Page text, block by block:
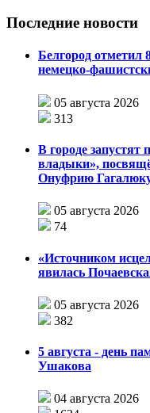
Последние новости
Белгород отметил
немецко-
05 августа 2026
313
В городе запустят
владыки»,
Онуфрию
05 августа 2026
74
«Источником
явилась
05 августа 2026
382
5 августа - день
Ушакова
04 августа 2026